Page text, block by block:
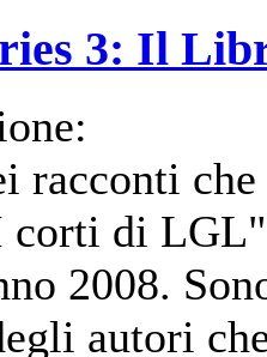
3: Il
racconti
corti di
2008.
autori